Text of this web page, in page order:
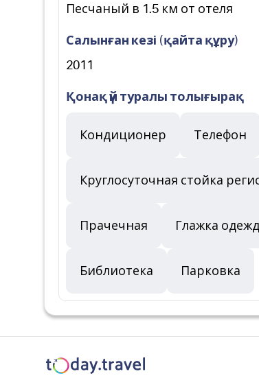
Песчаный в 1.5 км от отеля
Салынған кезі (қайта құру)
2011
Қонақ үй туралы толығырақ
Кондиционер Телефон
Круглосуточная стойка
Прачечная Глажка
Библиотека Парковка